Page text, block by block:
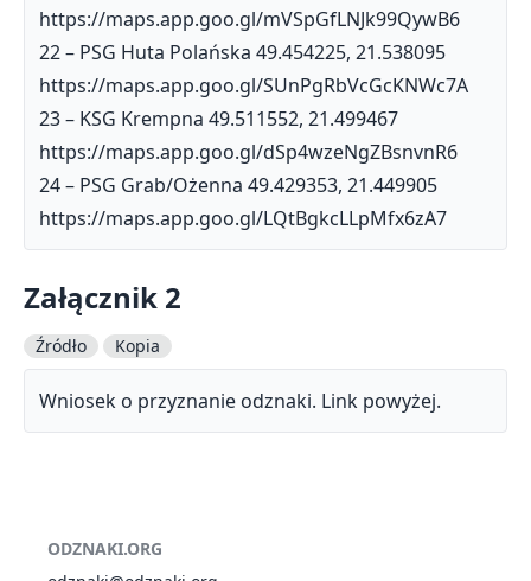
https://maps.app.goo.gl/mVSpGfLNJk99QywB6
22 – PSG Huta Polańska 49.454225, 21.538095
https://maps.app.goo.gl/SUnPgRbVcGcKNWc7A
23 – KSG Krempna 49.511552, 21.499467
https://maps.app.goo.gl/dSp4wzeNgZBsnvnR6
24 – PSG Grab/Ożenna 49.429353, 21.449905
https://maps.app.goo.gl/LQtBgkcLLpMfx6zA7
Załącznik 2
Źródło Kopia
Wniosek o przyznanie odznaki. Link powyżej.
ODZNAKI.ORG